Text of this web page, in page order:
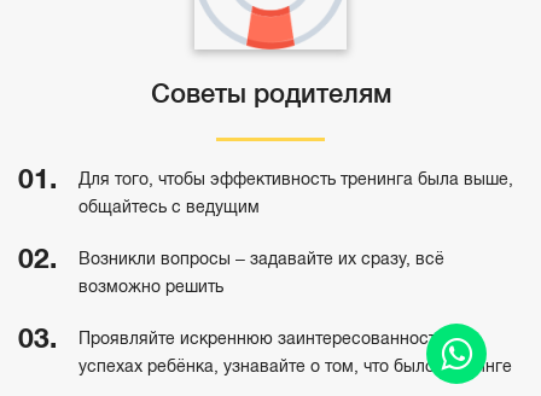
Советы родителям
Для того, чтобы эффективность тренинга была выше,
общайтесь с ведущим
Возникли вопросы – задавайте их сразу, всё
возможно решить
Проявляйте искреннюю заинтересованность в
успехах ребёнка, узнавайте о том, что было тренинге